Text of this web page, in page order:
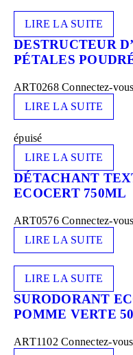
LIRE LA SUITE
DESTRUCTEUR
PÉTALES
ART0268 Connectez-
LIRE LA SUITE
épuisé
LIRE LA SUITE
DÉTACHANT
ECOCERT 750ML
ART0576 Connectez-
LIRE LA SUITE
LIRE LA SUITE
SURODORANT
POMME VERTE
ART1102 Connectez-